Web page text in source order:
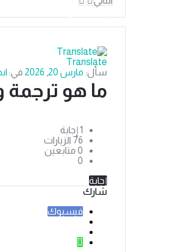
الترجمة
الاحدث
Translate
سأل: مارس 20, 2026 في:
ما هو
‫1 إجابة
76 الزيارات
0 متابعين
0
إجابة
شارك
فيسبوك